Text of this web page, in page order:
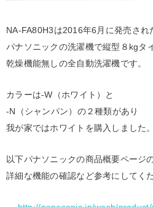
NA-FA80H3は2016年6月に発売され
パナソニックの洗濯機で縦型８kgタ
乾燥機能無しの全自動洗濯機です。
カラーは-W（ホワイト）と
-N（シャンパン）の２種類があり
我が家ではホワイトを購入しました。
以下パナソニックの商品概要ページ
詳細な機能の確認など参考にしてく